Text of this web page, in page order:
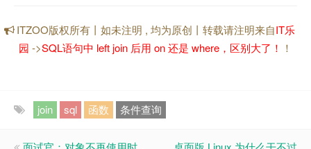
ITZOO版权所有丨如未注明 , 均为原创丨转载请注明来自IT乐
园 ->SQL语句中 left join 后用 on 还是 where，区别大了！ ！
join sql 函数 条件查询